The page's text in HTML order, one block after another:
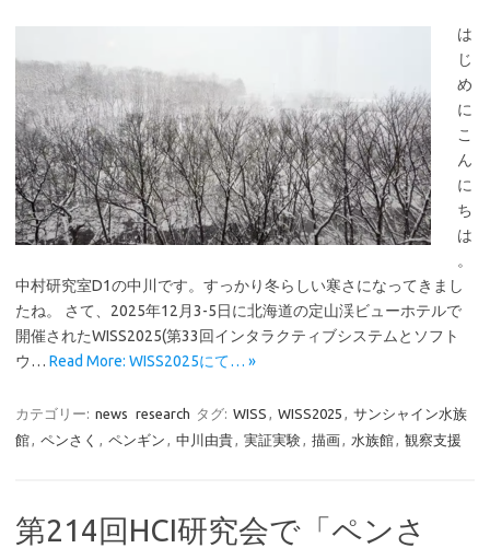
は
じ
め
に
こ
ん
に
ち
は
。
中村研究室D1の中川です。すっかり冬らしい寒さになってきまし
たね。 さて、2025年12月3-5日に北海道の定山渓ビューホテルで
開催されたWISS2025(第33回インタラクティブシステムとソフト
ウ… Read More: WISS2025にて… »
カテゴリー: news research タグ: WISS , WISS2025 , サンシャイン水族
館, ペンさく , ペンギン , 中川由貴, 実証実験, 描画, 水族館, 観察支援
第214回HCI研究会で「ペンさ